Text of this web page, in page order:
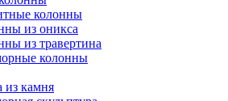
колонны
из оникса
из травертина
колонны
из камня